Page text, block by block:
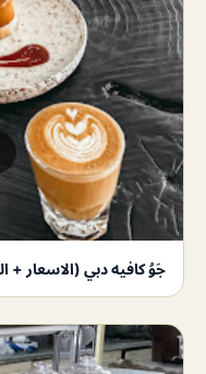
جَوُ كافيه دبي (الاسعار +